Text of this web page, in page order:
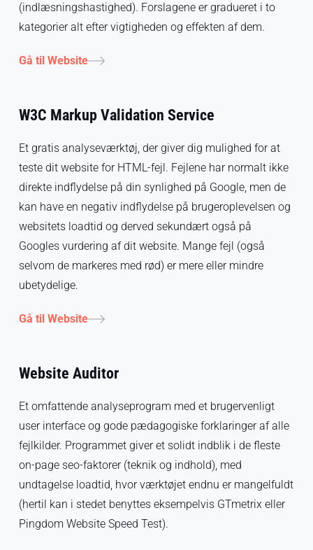
(indlæsningshastighed). Forslagene er gradueret i to
kategorier alt efter vigtigheden og effekten af dem.
Gå til Website
W3C Markup Validation Service
Et gratis analyseværktøj, der giver dig mulighed for at
teste dit website for HTML-fejl. Fejlene har normalt ikke
direkte indflydelse på din synlighed på Google, men de
kan have en negativ indflydelse på brugeroplevelsen og
websitets loadtid og derved sekundært også på
Googles vurdering af dit website. Mange fejl (også
selvom de markeres med rød) er mere eller mindre
ubetydelige.
Gå til Website
Website Auditor
Et omfattende analyseprogram med et brugervenligt
user interface og gode pædagogiske forklaringer af alle
fejlkilder. Programmet giver et solidt indblik i de fleste
on-page seo-faktorer (teknik og indhold), med
undtagelse loadtid, hvor værktøjet endnu er mangelfuldt
(hertil kan i stedet benyttes eksempelvis GTmetrix eller
Pingdom Website Speed Test).